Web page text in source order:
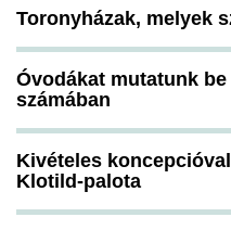
Toronyházak, melyek
Óvodákat mutatunk be
számában
Kivételes
Klotild-palota